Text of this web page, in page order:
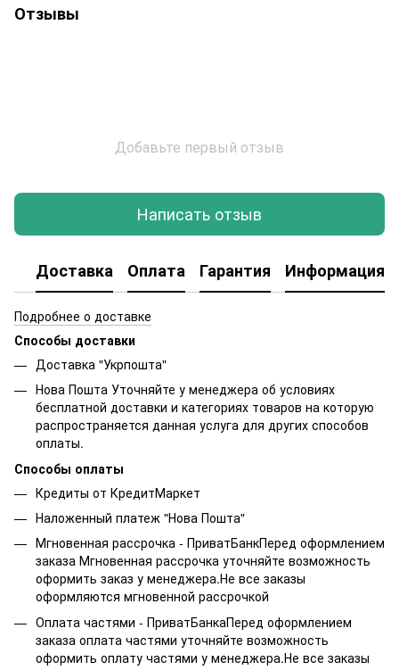
Отзывы
Добавьте первый отзыв
Написать отзыв
Доставка Оплата Гарантия Информация
Подробнее о доставке
Способы доставки
Доставка "Укрпошта"
Нова Пошта Уточняйте у менеджера об условиях
бесплатной доставки и категориях товаров на которую
распространяется данная услуга для других способов
оплаты.
Способы оплаты
Кредиты от КредитМаркет
Наложенный платеж "Нова Пошта"
Мгновенная рассрочка - ПриватБанкПеред оформлением
заказа Мгновенная рассрочка уточняйте возможность
оформить заказ у менеджера.Не все заказы
оформляются мгновенной рассрочкой
Оплата частями - ПриватБанкаПеред оформлением
заказа оплата частями уточняйте возможность
оформить оплату частями у менеджера.Не все заказы